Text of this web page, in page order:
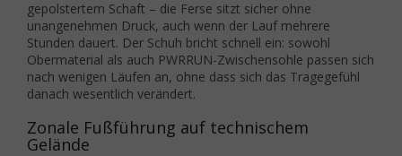
gepolstertem Schaft – die Ferse sitzt sicher ohne
unangenehmen Druck, auch wenn der Lauf mehrere
Stunden dauert. Der Schuh bricht schnell ein: sowohl
Obermaterial als auch PWRRUN-Zwischensohle passen sich
nach wenigen Läufen an, ohne dass sich das Tragegefühl
danach wesentlich verändert.
Zonale Fußführung auf technischem
Gelände